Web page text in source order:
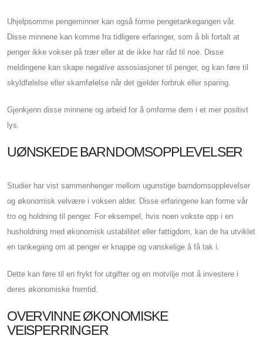
Uhjelpsomme pengeminner kan også forme pengetankegangen vår.
Disse minnene kan komme fra tidligere erfaringer, som å bli fortalt at
penger ikke vokser på trær eller at de ikke har råd til noe. Disse
meldingene kan skape negative assosiasjoner til penger, og kan føre til
skyldfølelse eller skamfølelse når det gjelder forbruk eller sparing.
Gjenkjenn disse minnene og arbeid for å omforme dem i et mer positivt
lys.
UØNSKEDE BARNDOMSOPPLEVELSER
Studier har vist sammenhenger mellom ugunstige barndomsopplevelser
og økonomisk velvære i voksen alder. Disse erfaringene kan forme vår
tro og holdning til penger. For eksempel, hvis noen vokste opp i en
husholdning med økonomisk ustabilitet eller fattigdom, kan de ha utviklet
en tankegang om at penger er knappe og vanskelige å få tak i.
Dette kan føre til en frykt for utgifter og en motvilje mot å investere i
deres økonomiske fremtid.
OVERVINNE ØKONOMISKE
VEISPERRINGER